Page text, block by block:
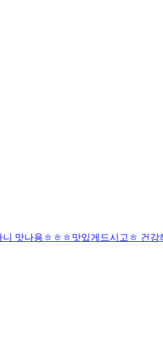
맛나용ㅎㅎㅎ맛있게드시고ㅎ 건강